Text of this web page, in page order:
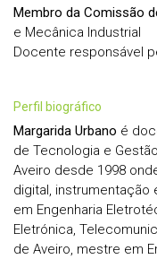
Membro da Comissão
e Mecânica Industrial
Docente responsável
perfil biográfico
Margarida Urbano é
de Tecnologia e
Aveiro desde 1998
digital, instrumentação
em Engenharia
Eletrónica,
de Aveiro, mestre em